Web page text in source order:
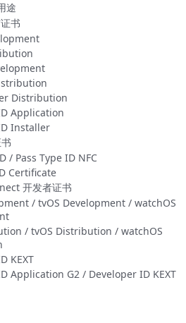
途
书
Distribution
Application
Installer
/ Pass Type ID NFC
Certificate
开发者证书
/ tvOS Development / watchOS
/ tvOS Distribution / watchOS
KEXT
Application G2 / Developer ID KEXT